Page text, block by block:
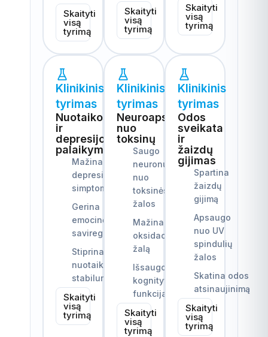
Skaityti
visą
tyrimą
Skaityti
visą
tyrimą
Skaityti
visą
tyrimą
Klinikinis
tyrimas
Nuotaikos
ir
depresijos
palaikymas
Mažina
depresijos
simptomus
Gerina
emocinę
savireguliaciją
Stiprina
nuotaikos
stabilumą
Skaityti
visą
tyrimą
Klinikinis
tyrimas
Neuroapsauga
nuo
toksinų
Saugo
neuronus
nuo
toksinės
žalos
Mažina
oksidacinę
žalą
Išsaugo
kognityvines
funkcijas
Skaityti
visą
tyrimą
Klinikinis
tyrimas
Odos
sveikata
ir
žaizdų
gijimas
Spartina
žaizdų
gijimą
Apsaugo
nuo UV
spindulių
žalos
Skatina odos
atsinaujinimą
Skaityti
visą
tyrimą